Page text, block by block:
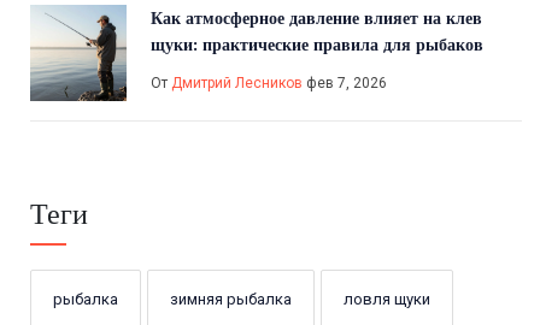
Как атмосферное давление влияет на клев
щуки: практические правила для рыбаков
От Дмитрий Лесников фев 7, 2026
Теги
рыбалка зимняя рыбалка ловля щуки